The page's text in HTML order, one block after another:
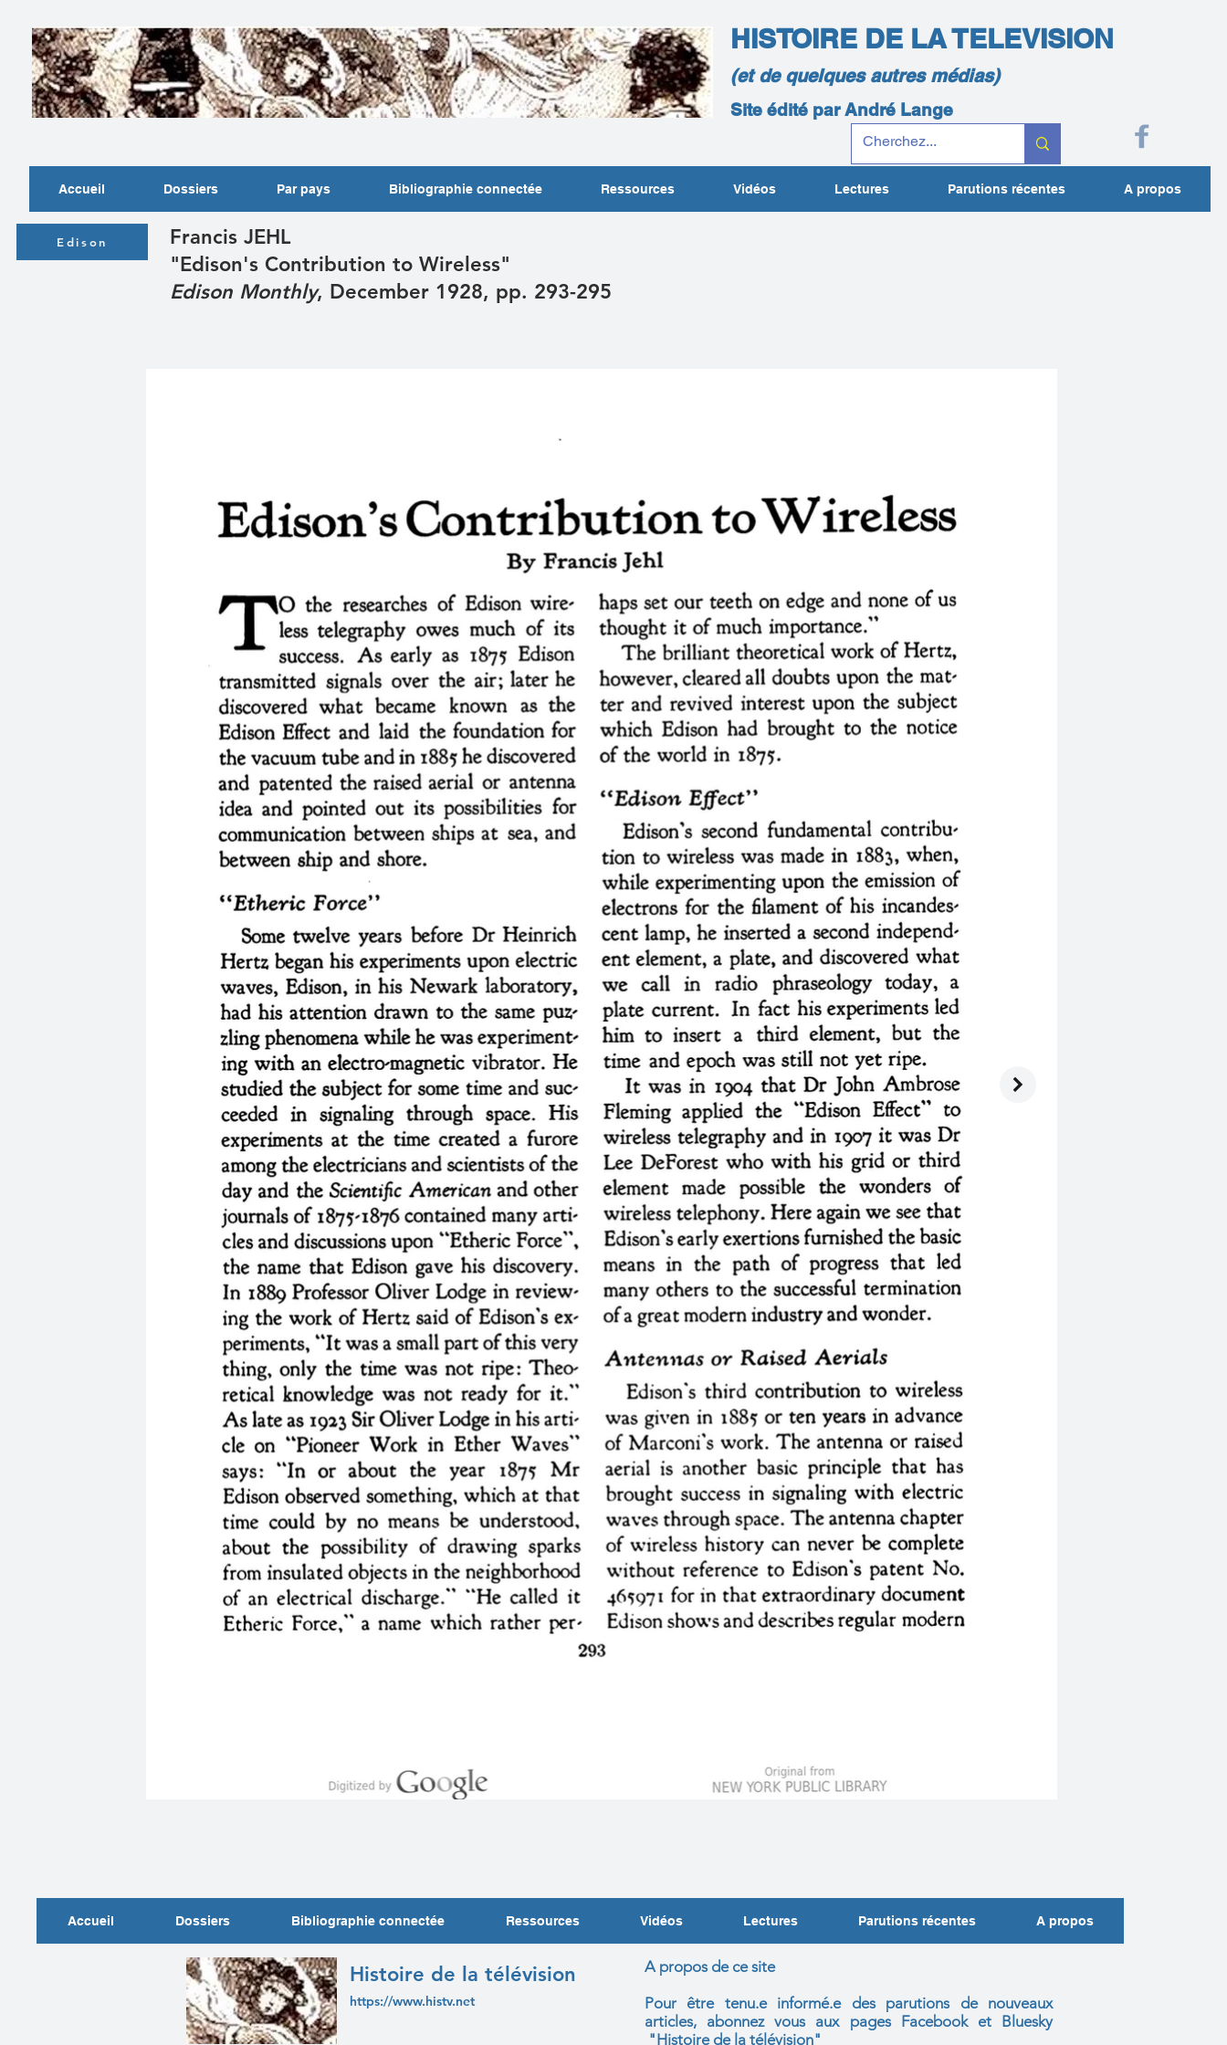
HISTOIRE DE LA TELEVISION
(et de quelques autres médias)
Site édité par André Lange
Accueil Dossiers Par pays Bibliographie connectée Ressources Vidéos Lectures Parutions récentes A propos
Edison
Francis JEHL
"Edison's Contribution to Wireless"
Edison Monthly, December 1928, pp. 293-295
Accueil Dossiers Bibliographie connectée Ressources Vidéos Lectures Parutions récentes A propos
Histoire de la télévision
https://www.histv.net
A propos de ce site
Pour être tenu.e informé.e des parutions de nouveaux
articles, abonnez vous aux pages Facebook et Bluesky
"Histoire de la télévision"